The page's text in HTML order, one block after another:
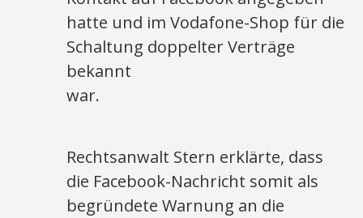
hatte und im Vodafone-Shop für die
Schaltung doppelter Verträge
bekannt
war.
Rechtsanwalt Stern erklärte, dass
die Facebook-Nachricht somit als
begründete Warnung an die